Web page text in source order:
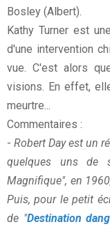
Bosley (Albert).
Kathy Turner est
d'une intervention
vue. C'est alors
visions. En effet,
meurtre...
Commentaires :
- Robert Day est un
quelques uns de
Magnifique", en
Puis, pour le petit
de "Destination